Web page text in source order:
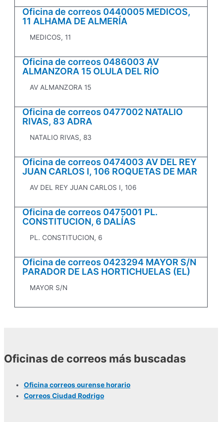
Oficina de correos 0440005 MEDICOS,
11 ALHAMA DE ALMERÍA
MEDICOS, 11
Oficina de correos 0486003 AV
ALMANZORA 15 OLULA DEL RÍO
AV ALMANZORA 15
Oficina de correos 0477002 NATALIO
RIVAS, 83 ADRA
NATALIO RIVAS, 83
Oficina de correos 0474003 AV DEL REY
JUAN CARLOS I, 106 ROQUETAS DE MAR
AV DEL REY JUAN CARLOS I, 106
Oficina de correos 0475001 PL.
CONSTITUCION, 6 DALÍAS
PL. CONSTITUCION, 6
Oficina de correos 0423294 MAYOR S/N
PARADOR DE LAS HORTICHUELAS (EL)
MAYOR S/N
Oficinas de correos más buscadas
Oficina correos ourense horario
Correos Ciudad Rodrigo